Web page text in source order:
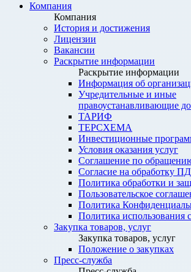
Компания
Компания
История и достижения
Лицензии
Вакансии
Раскрытие информации
Раскрытие информации
Информация об
Учредительные и иные
правоустанавливающие
ТАРИФ
ТЕРСХЕМА
Инвестиционные
Условия оказания услуг
Соглашение по
Согласие на обработку
Политика обработки и
Пользовательское
Политика
Политика использования
Закупка товаров, услуг
Закупка товаров, услуг
Положение о закупках
Пресс-служба